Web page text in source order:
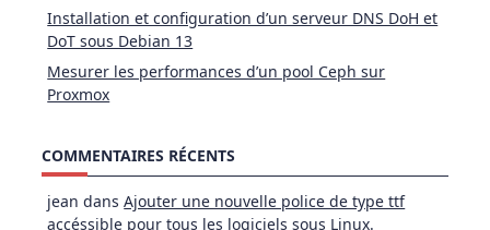
Installation et configuration d’un serveur DNS DoH et
DoT sous Debian 13
Mesurer les performances d’un pool Ceph sur
Proxmox
COMMENTAIRES RÉCENTS
jean dansAjouter une nouvelle police de type ttf
accéssible pour tous les logiciels sous Linux.